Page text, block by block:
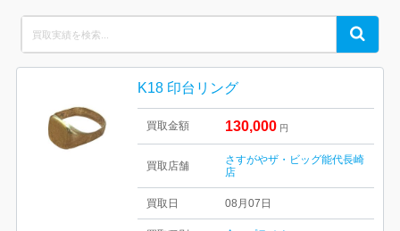
for:
Search
K18 印台リング
買取金額 130,000 円
買取店舗
さすがやザ・ビッグ能代長崎
店
買取日 08月07日